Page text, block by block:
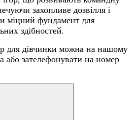
захопливе дозвілля і
міцний фундамент для
здібностей.
для дівчинки можна на нашому
або зателефонувати на номер